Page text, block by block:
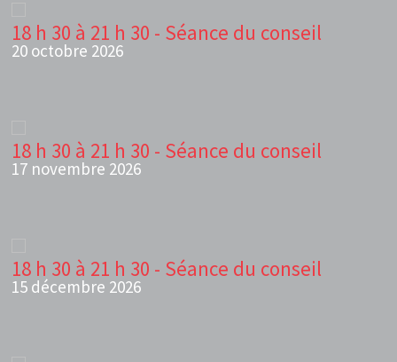
18 h 30 à 21 h 30 - Séance du conseil
20 octobre 2026
18 h 30 à 21 h 30 - Séance du conseil
17 novembre 2026
18 h 30 à 21 h 30 - Séance du conseil
15 décembre 2026